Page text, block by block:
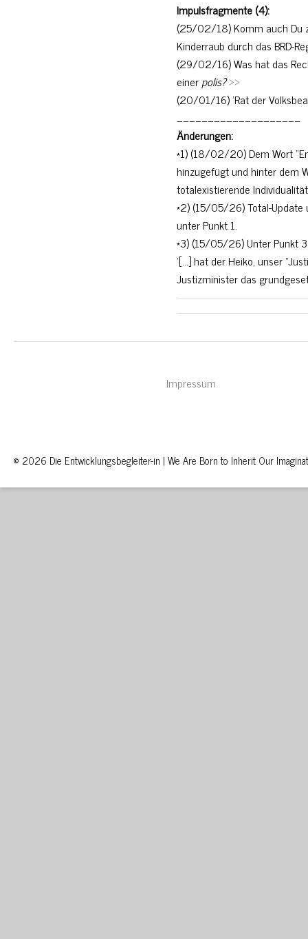
Impulsfragmente (4):
(25/02/18) Komm auch Du
Kinderraub durch das BRD-
(29/02/16) Was hat das
einerpolis?>>
(20/01/16) ‘Rat der
____________________
Änderungen:
*1) (18/02/20) Dem Wort
hinzugefügt und hinter dem
totalexistierende
*2) (15/05/26) Total-Update
unter Punkt 1.
*3) (15/05/26) Unter Punkt
‘[…] hat der Heiko, unser
Justizminister das
Impressum
© 2026 Die Entwicklungsbegleiter-in | We Are Born to Inherit Our